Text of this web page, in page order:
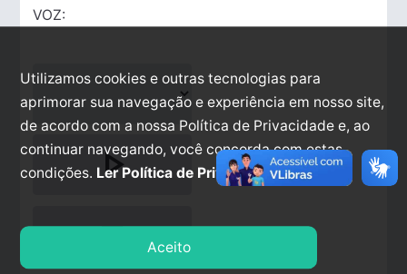
VOZ:
play_arrow
stop
Utilizamos cookies e outras tecnologias para
aprimorar sua navegação e experiência em nosso site,
de acordo com a nossa Política de Privacidade e, ao
continuar navegando, você concorda com estas
condições. Ler Política de Privacidade.
Aceito